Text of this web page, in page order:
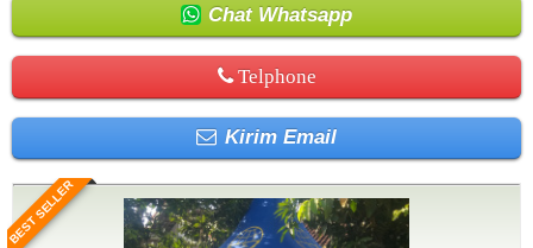
Chat Whatsapp
Telphone
Kirim Email
BEST SELLER